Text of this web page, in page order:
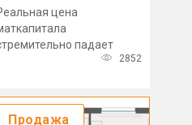
цена
падает
2852
Продажа